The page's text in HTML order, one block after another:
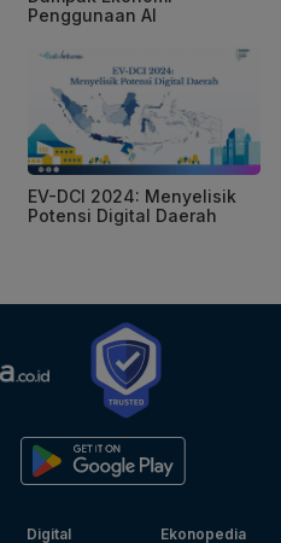
Penggunaan AI
EV-DCI 2024: Menyelisik
Potensi Digital Daerah
Digital
Ekonopedia